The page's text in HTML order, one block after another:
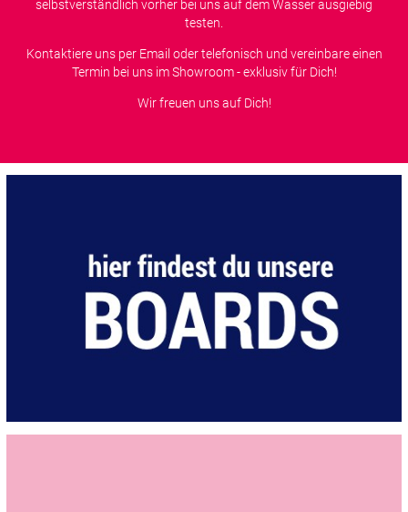
selbstverständlich vorher bei uns auf dem Wasser ausgiebig
testen.
Kontaktiere uns per Email oder telefonisch und vereinbare einen
Termin bei uns im Showroom - exklusiv für Dich!
Wir freuen uns auf Dich!